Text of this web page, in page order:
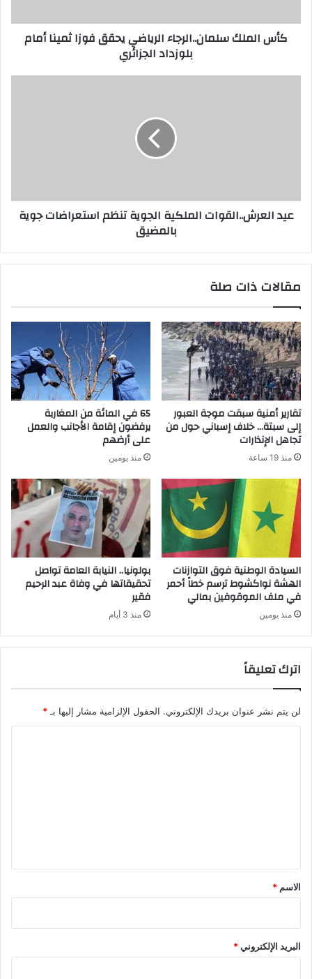
كأس الملك سلمان..الرجاء الرياضي يحقق فوزا ثمينا أمام
بلوزداد الجزائري
عيد العرش..القوات الملكية الجوية تنظم استعراضات جوية
بالمضيق
مقالات ذات صلة
تقارير أمنية سبقت موجة العبور
إلى سبتة… خلاف إسباني حول من
تجاهل الإنذارات
منذ 19 ساعة
65 في المائة من المغاربة
يرفضون إقامة الأجانب والعمل
على أرضهم
منذ يومين
السيادة الوطنية فوق التوازنات
الهشة نواكشوط ترسم خطاً أحمر
في ملف الموقوفين بمالي
منذ يومين
بولونيا.. النيابة العامة تواصل
تحقيقاتها في وفاة عبد الرحيم
فقير
منذ 3 أيام
اترك تعليقاً
لن يتم نشر عنوان بريدك الإلكتروني. الحقول الإلزامية مشار إليها بـ *
*
الاسم *
البريد الإلكتروني*